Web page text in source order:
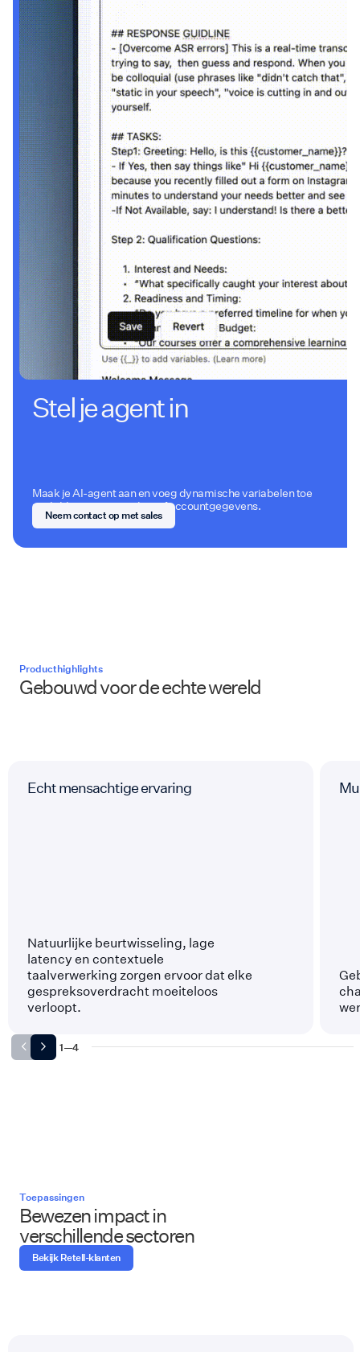
Stel je agent in
Maak je AI-agent aan en voeg dynamische variabelen toe
zoals klantnaam, product of accountgegevens.
Neem contact op met sales
Producthighlights
Gebouwd voor de echte wereld
Echt mensachtige ervaring
Natuurlijke beurtwisseling, lage
latency en contextuele
taalverwerking zorgen ervoor dat elke
gespreksoverdracht moeiteloos
verloopt.
1—4
Toepassingen
Bewezen impact in
verschillende sectoren
Bekijk Retell-klanten